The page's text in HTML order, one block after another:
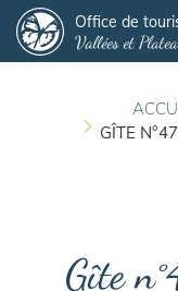
Office de
Vallées et
GÎTE
Gîte
Panneau de gestion